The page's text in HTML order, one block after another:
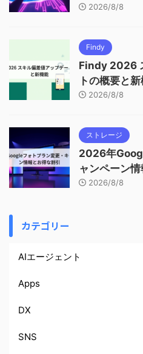
2026/8/8
Findy
Findy 2026
トの概要と
2026/8/8
ストレージ
2026年
ャンペーン情
2026/8/8
カテゴリー
AIエージェント
Apps
DX
SNS